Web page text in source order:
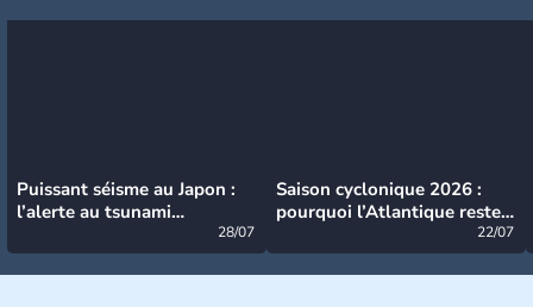
Puissant séisme au Japon :
l’alerte au tsunami
28/07
Saison cyclonique 2026 :
pourquoi l’Atlantique reste
22/07